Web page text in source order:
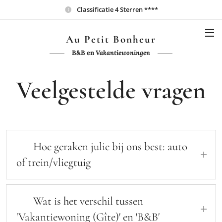
Classificatie 4 Sterren ****
Au Petit Bonheur
B&B enVakantiewoningen
Veelgestelde vragen
🚗 Hoe geraken julie bij ons best: auto
of trein/vliegtuig
Je kan ons niet alleen bereiken met eigen
transport (na Parijs, volg richting A10
Bordeaux), maar ook met de
hogesnelheidstrein (Poitiers op 40') of per
🏡 Wat is het verschil tussen
'Vakantiewoning (Gîte)' en 'B&B'